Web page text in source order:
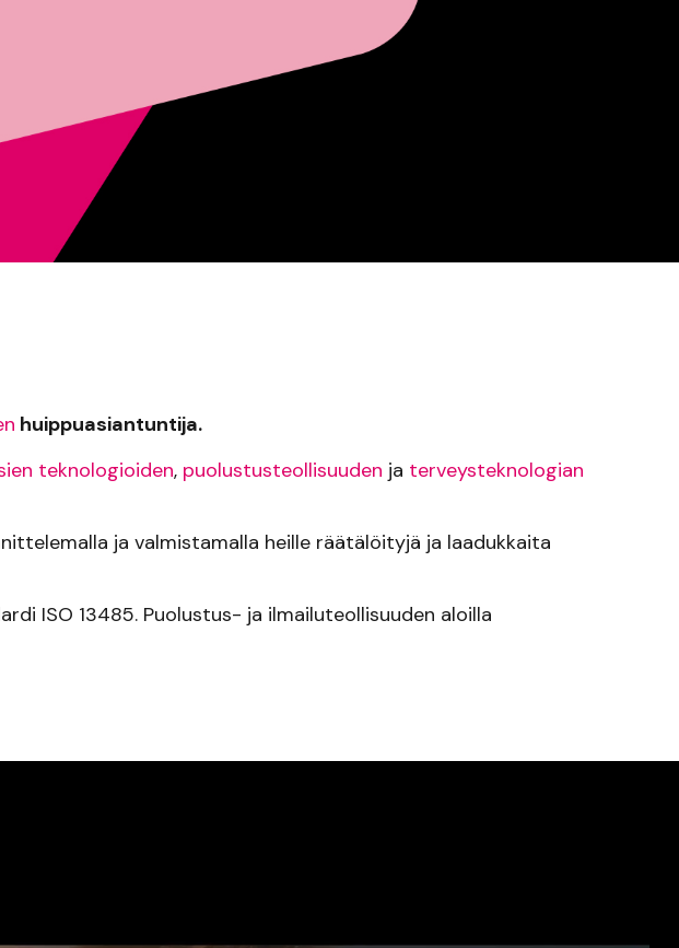
huippuasiantuntija.
teknologioiden, puolustusteollisuuden ja terveysteknologian
ja valmistamalla heille räätälöityjä ja laadukkaita
ISO 13485. Puolustus- ja ilmailuteollisuuden aloilla